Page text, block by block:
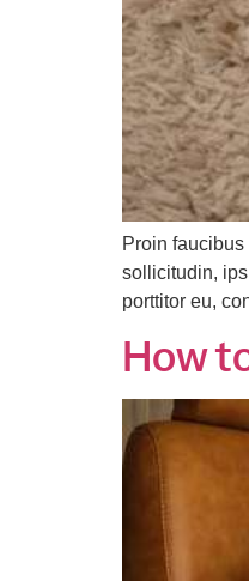
Proin
sollicitudin,
porttitor eu,
How